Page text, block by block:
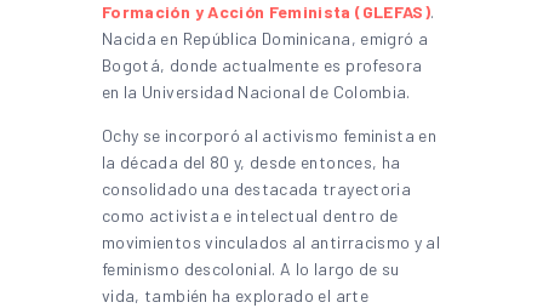
Formación y Acción Feminista (GLEFAS).
Nacida en República Dominicana, emigró a
Bogotá, donde actualmente es profesora
en la Universidad Nacional de Colombia.
Ochy se incorporó al activismo feminista en
la década del 80 y, desde entonces, ha
consolidado una destacada trayectoria
como activista e intelectual dentro de
movimientos vinculados al antirracismo y al
feminismo descolonial. A lo largo de su
vida, también ha explorado el arte